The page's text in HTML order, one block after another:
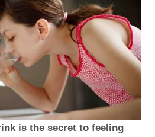
is the secret to feeling